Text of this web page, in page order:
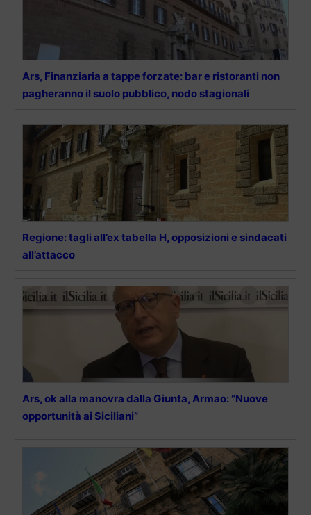
Ars, Finanziaria a tappe forzate: bar e ristoranti non
pagheranno il suolo pubblico, nodo stagionali
Regione: tagli all’ex tabella H, opposizioni e sindacati
all’attacco
Ars, ok alla manovra dalla Giunta, Armao: “Nuove
opportunità ai Siciliani”